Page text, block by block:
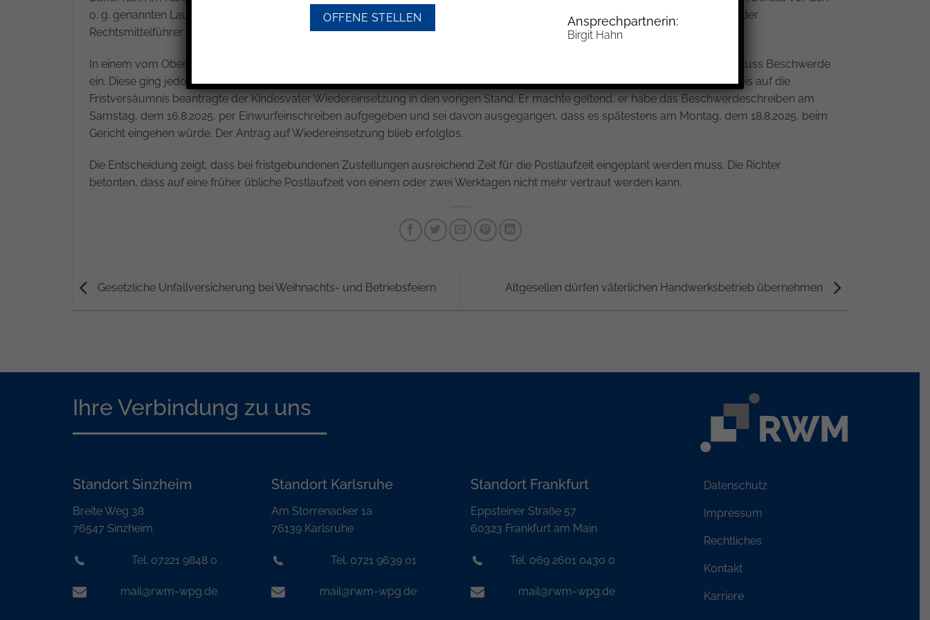
o. g. genannten Laufzeiten bei Gericht eingehen. Wiedereinsetzung in den vorigen Stand kann daher nicht gewährt werden, wenn der
Rechtsmittelführer erwartet hat, dass sein zur Post gegebenes Rechtsmittel bereits am nächsten Werktag beim Gericht eintrifft.
In einem vom Oberlandesgericht Frankfurt a. M. entschiedenen Fall legte ein Kindesvater gegen einen familiengerichtlichen Beschluss Beschwerde
ein. Diese ging jedoch erst am 19.8.2025 beim Amtsgericht ein und damit nach Ablauf der Beschwerdefrist (18.8.2025). Nach Hinweis auf die
Fristversäumnis beantragte der Kindesvater Wiedereinsetzung in den vorigen Stand. Er machte geltend, er habe das Beschwerdeschreiben am
Samstag, dem 16.8.2025, per Einwurfeinschreiben aufgegeben und sei davon ausgegangen, dass es spätestens am Montag, dem 18.8.2025, beim
Gericht eingehen würde. Der Antrag auf Wiedereinsetzung blieb erfolglos.
Die Entscheidung zeigt, dass bei fristgebundenen Zustellungen ausreichend Zeit für die Postlaufzeit eingeplant werden muss. Die Richter
betonten, dass auf eine früher übliche Postlaufzeit von einem oder zwei Werktagen nicht mehr vertraut werden kann.
Gesetzliche Unfallversicherung bei Weihnachts- und Betriebsfeiern Altgesellen dürfen väterlichen Handwerksbetrieb übernehmen
Ihre Verbindung zu uns
Standort Sinzheim
Breite Weg 38
76547 Sinzheim
Tel. 07221 9848 0
mail@rwm-wpg.de
Standort Karlsruhe
Am Storrenacker 1a
76139 Karlsruhe
Tel. 0721 9639 01
mail@rwm-wpg.de
Standort Frankfurt
Eppsteiner Straße 57
60323 Frankfurt am Main
Tel. 069 2601 0430 0
mail@rwm-wpg.de
Datenschutz
Impressum
Rechtliches
Kontakt
Karriere
OFFENE STELLEN Ansprechpartnerin:
Birgit Hahn